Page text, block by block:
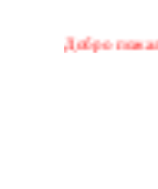
пожаловать